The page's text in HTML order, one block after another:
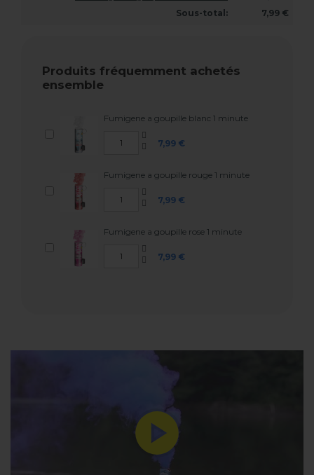
Sous-total:
7,99 €
Produits fréquemment achetés
ensemble
Fumigene a goupille blanc 1 minute
7,99 €
Fumigene a goupille rouge 1 minute
7,99 €
Fumigene a goupille rose 1 minute
7,99 €